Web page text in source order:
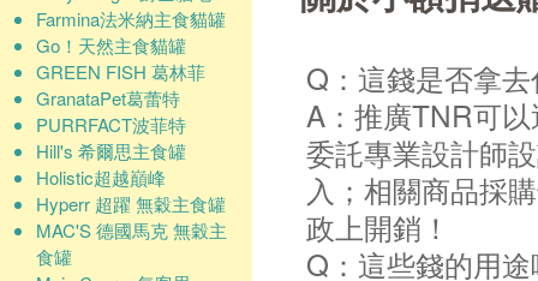
Farmina法米納主食貓罐
Go！天然主食貓罐
GREEN FISH 葛林菲
GranataPet葛蕾特
PURRFACT波菲特
Hill's 希爾思主食罐
Holistic超越巔峰
Hyperr 超躍 無穀主食罐
MAC'S 德國馬克 無穀主
食罐
Q：這錢是否拿
A：推廣TNR可
委託專業設計師
入；相關商品採
政上開銷！
Q：這些錢的用